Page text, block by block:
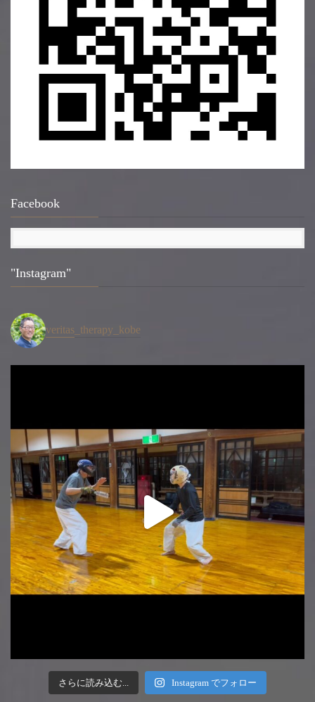
Facebook
"Instagram"
veritas_therapy_kobe
さらに読み込む... Instagram でフォロー